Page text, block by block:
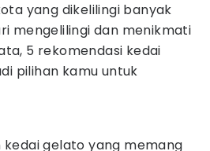
yang dikelilingi banyak
mengelilingi dan menikmati
5 rekomendasi kedai
pilihan kamu untuk
gelato yang memang